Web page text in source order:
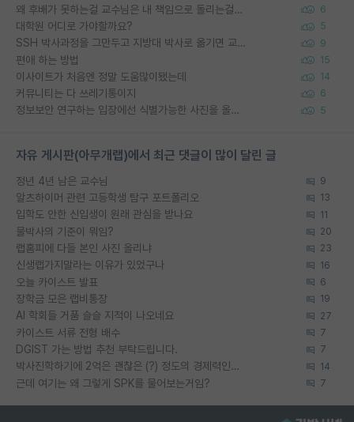
왜 후배가 못하는걸 교수님은 내 책임으로 돌리는걸까요? 6
대학원 어디로 가야할까요? 5
SSH 박사과정을 그만두고 지방대 박사로 옮기면 교수의 꿈은 끝일까요? 9
편애 하는 방법 15
이사이트가 처음엔 정말 도움많이됐는데 14
커뮤니티는 다 쓰레기통이지 6
정보보안 연구하는 입장에선 식별가능한 사진을 올리는건 비추이긴함 5
자유 게시판(아무개랩)에서 최근 댓글이 많이 달린 글
정년 4년 남은 교수님 9
알츠하이머 관련 고등학생 탐구 포트폴리오 13
입학도 안한 신입생이 원래 관심을 받나요 11
물박사의 기준이 뭐임? 20
랩홈피에 다들 본인 사진 올리냐 23
신생랩가지말라는 이유가 있었구나 16
오늘 카이스트 발표 6
장학금 모은 랩비통장 19
AI 학회들 거품 슬슬 지적이 나오네요 27
카이스트 서류 전형 배수 7
DGIST 가는 방법 추천 부탁드립니다. 7
박사진학하기에 2억은 괜찮은 (?) 정도의 경제력인가요 14
근데 여기는 왜 그렇게 SPK를 물어보는거임? 7